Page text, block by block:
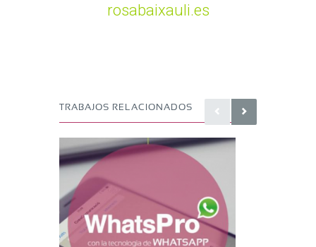
rosabaixauli.es
TRABAJOS RELACIONADOS